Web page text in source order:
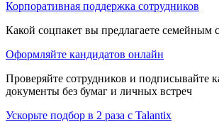
Корпоративная поддержка сотрудников
Какой соцпакет вы предлагаете семейным
Оформляйте кандидатов онлайн
Проверяйте сотрудников и подписывайте
документы без бумаг и личных встреч
Ускорьте подбор в 2 раза с Talantix